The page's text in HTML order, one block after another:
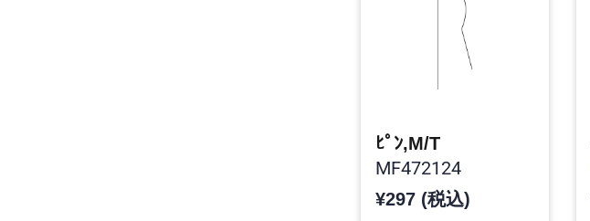
ﾋﾟﾝ,M/T
MF472124
¥297 (税込)